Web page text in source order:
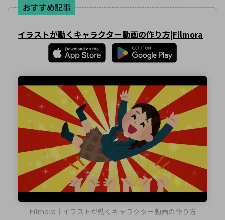
おすすめ記事
イラストが動くキャラクター動画の作り方|Filmora
Filmora｜イラストが動くキャラクター動画の作り方